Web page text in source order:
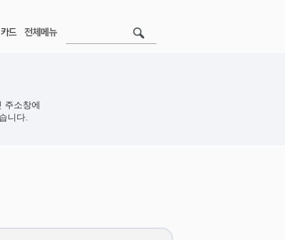
주소창에
니다.